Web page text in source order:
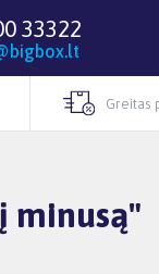
33322
Greitas
minusą"